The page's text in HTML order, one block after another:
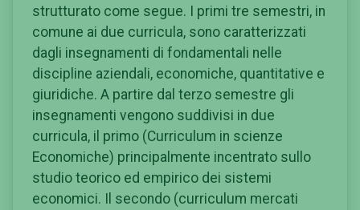
strutturato come segue. I primi tre semestri, in
comune ai due curricula, sono caratterizzati
dagli insegnamenti di fondamentali nelle
discipline aziendali, economiche, quantitative e
giuridiche. A partire dal terzo semestre gli
insegnamenti vengono suddivisi in due
curricula, il primo (Curriculum in scienze
Economiche) principalmente incentrato sullo
studio teorico ed empirico dei sistemi
economici. Il secondo (curriculum mercati